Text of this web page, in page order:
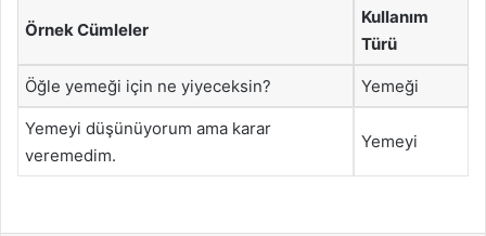
Örnek Cümleler
Kullanım
Türü
Öğle yemeği için ne yiyeceksin? Yemeği
Yemeyi düşünüyorum ama karar
veremedim.
Yemeyi